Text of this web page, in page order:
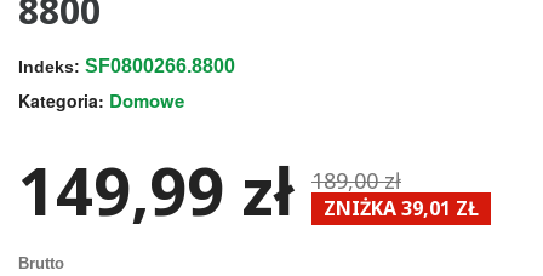
8800
Indeks: SF0800266.8800
Kategoria: Domowe
149,99 zł 189,00 zł
ZNIŻKA 39,01 ZŁ
Brutto